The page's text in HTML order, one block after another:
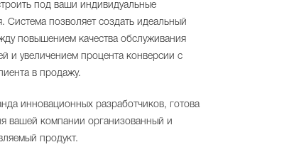
под ваши индивидуальные
Система позволяет создать идеальный
повышением качества обслуживания
и увеличением процента конверсии с
в продажу.
инновационных разработчиков, готова
вашей компании организованный и
продукт.